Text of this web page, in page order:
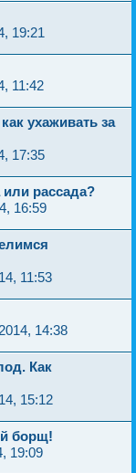
19:21
11:42
ухаживать за
17:35
рассада?
16:59
11:53
14:38
Как
15:12
борщ!
19:09